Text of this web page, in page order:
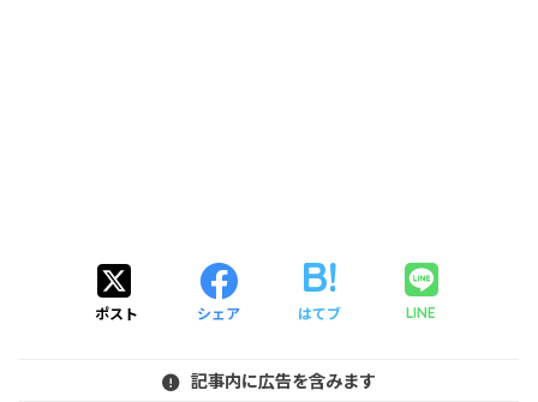
ポスト シェア はてブ LINE
記事内に広告を含みます